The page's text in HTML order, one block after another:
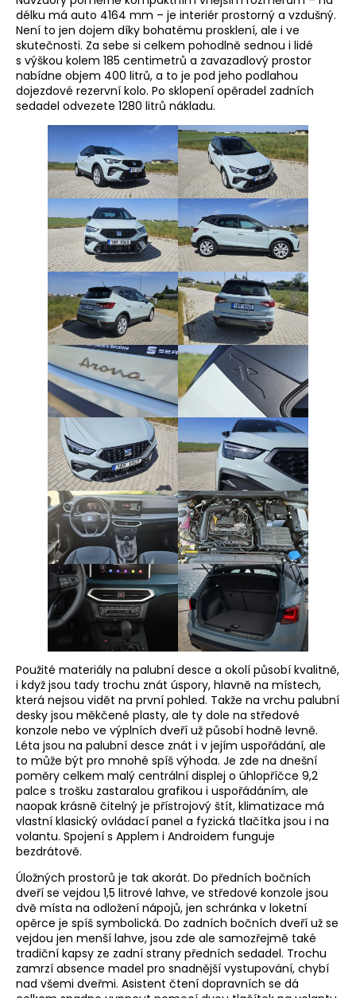
délku má auto 4164 mm – je interiér prostorný a vzdušný.
Není to jen dojem díky bohatému prosklení, ale i ve
skutečnosti. Za sebe si celkem pohodlně sednou i lidé
s výškou kolem 185 centimetrů a zavazadlový prostor
nabídne objem 400 litrů, a to je pod jeho podlahou
dojezdové rezervní kolo. Po sklopení opěradel zadních
sedadel odvezete 1280 litrů nákladu.
Použité materiály na palubní desce a okolí působí kvalitně,
i když jsou tady trochu znát úspory, hlavně na místech,
která nejsou vidět na první pohled. Takže na vrchu palubní
desky jsou měkčené plasty, ale ty dole na středové
konzole nebo ve výplních dveří už působí hodně levně.
Léta jsou na palubní desce znát i v jejím uspořádání, ale
to může být pro mnohé spíš výhoda. Je zde na dnešní
poměry celkem malý centrální displej o úhlopříčce 9,2
palce s trošku zastaralou grafikou i uspořádáním, ale
naopak krásně čitelný je přístrojový štít, klimatizace má
vlastní klasický ovládací panel a fyzická tlačítka jsou i na
volantu. Spojení s Applem i Androidem funguje
bezdrátově.
Úložných prostorů je tak akorát. Do předních bočních
dveří se vejdou 1,5 litrové lahve, ve středové konzole jsou
dvě místa na odložení nápojů, jen schránka v loketní
opěrce je spíš symbolická. Do zadních bočních dveří už se
vejdou jen menší lahve, jsou zde ale samozřejmě také
tradiční kapsy ze zadní strany předních sedadel. Trochu
zamrzí absence madel pro snadnější vystupování, chybí
nad všemi dveřmi. Asistent čtení dopravních se dá